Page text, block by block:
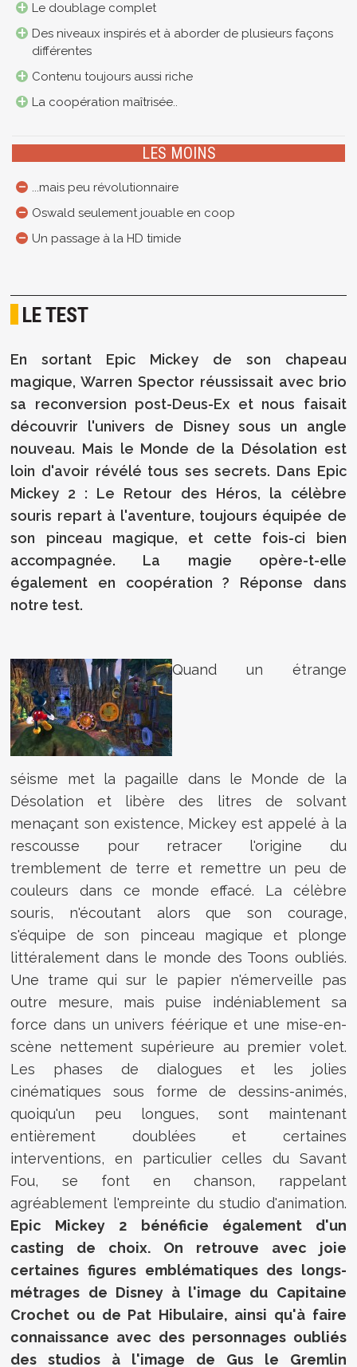
Le doublage complet
Des niveaux inspirés et à aborder de plusieurs façons
différentes
Contenu toujours aussi riche
La coopération maîtrisée..
LES MOINS
...mais peu révolutionnaire
Oswald seulement jouable en coop
Un passage à la HD timide
LE TEST
En sortant Epic Mickey de son chapeau
magique, Warren Spector réussissait avec brio
sa reconversion post-Deus-Ex et nous faisait
découvrir l'univers de Disney sous un angle
nouveau. Mais le Monde de la Désolation est
loin d'avoir révélé tous ses secrets. Dans Epic
Mickey 2 : Le Retour des Héros, la célèbre
souris repart à l'aventure, toujours équipée de
son pinceau magique, et cette fois-ci bien
accompagnée. La magie opère-t-elle
également en coopération ? Réponse dans
notre test.
Quand un étrange
séisme met la pagaille dans le Monde de la
Désolation et libère des litres de solvant
menaçant son existence, Mickey est appelé à la
rescousse pour retracer l'origine du
tremblement de terre et remettre un peu de
couleurs dans ce monde effacé. La célèbre
souris, n'écoutant alors que son courage,
s'équipe de son pinceau magique et plonge
littéralement dans le monde des Toons oubliés.
Une trame qui sur le papier n'émerveille pas
outre mesure, mais puise indéniablement sa
force dans un univers féérique et une mise-en-
scène nettement supérieure au premier volet.
Les phases de dialogues et les jolies
cinématiques sous forme de dessins-animés,
quoiqu'un peu longues, sont maintenant
entièrement doublées et certaines
interventions, en particulier celles du Savant
Fou, se font en chanson, rappelant
agréablement l'empreinte du studio d'animation.
Epic Mickey 2 bénéficie également d'un
casting de choix. On retrouve avec joie
certaines figures emblématiques des longs-
métrages de Disney à l'image du Capitaine
Crochet ou de Pat Hibulaire, ainsi qu'à faire
connaissance avec des personnages oubliés
des studios à l'image de Gus le Gremlin